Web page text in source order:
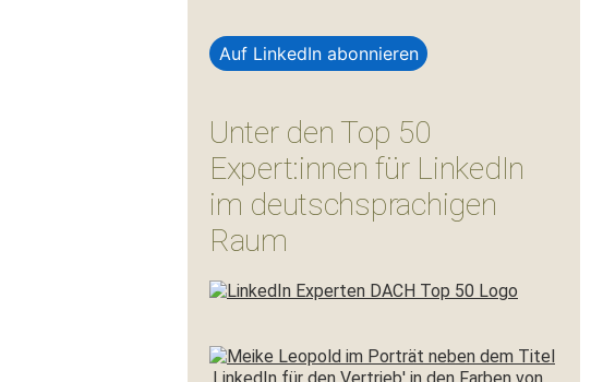
Auf LinkedIn abonnieren
Unter den Top 50
Expert:innen für LinkedIn
im deutschsprachigen
Raum